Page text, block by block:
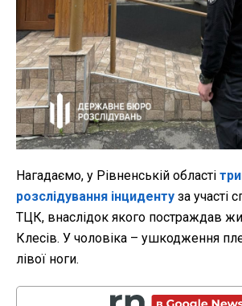
Нагадаємо, у Рівненській області
розслідування інциденту за участі
ТЦК, внаслідок якого постраждав
Клесів. У чоловіка – ушкодження
лівої ноги.